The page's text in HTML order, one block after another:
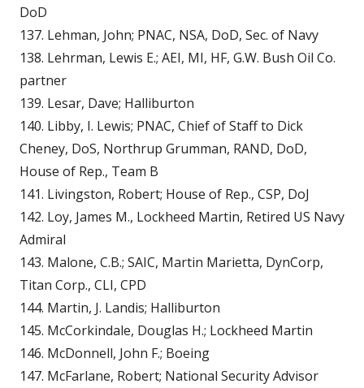
DoD
137. Lehman, John; PNAC, NSA, DoD, Sec. of Navy
138. Lehrman, Lewis E.; AEI, MI, HF, G.W. Bush Oil Co.
partner
139. Lesar, Dave; Halliburton
140. Libby, I. Lewis; PNAC, Chief of Staff to Dick
Cheney, DoS, Northrup Grumman, RAND, DoD,
House of Rep., Team B
141. Livingston, Robert; House of Rep., CSP, DoJ
142. Loy, James M., Lockheed Martin, Retired US Navy
Admiral
143. Malone, C.B.; SAIC, Martin Marietta, DynCorp,
Titan Corp., CLI, CPD
144. Martin, J. Landis; Halliburton
145. McCorkindale, Douglas H.; Lockheed Martin
146. McDonnell, John F.; Boeing
147. McFarlane, Robert; National Security Advisor